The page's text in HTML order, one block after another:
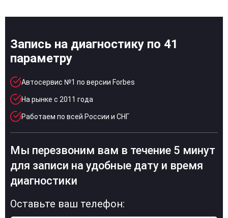
Запись на диагностику по 41
параметру
Автосервис №1 по версии Forbes
На рынке с 2011 года
Работаем по всей России и СНГ
Мы перезвоним вам в течение 5 минут
для записи на удобные дату и время
диагностики
Оставьте ваш телефон: